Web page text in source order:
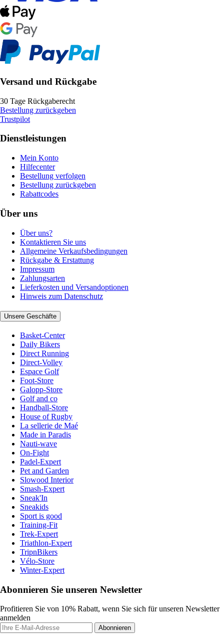
Versand und Rückgabe
30 Tage Rückgaberecht
Bestellung zurückgeben
Trustpilot
Dienstleistungen
Mein Konto
Hilfecenter
Bestellung verfolgen
Bestellung zurückgeben
Rabattcodes
Über uns
Über uns?
Kontaktieren Sie uns
Allgemeine Verkaufsbedingungen
Rückgabe & Erstattung
Impressum
Zahlungsarten
Lieferkosten und Versandoptionen
Hinweis zum Datenschutz
Unsere Geschäfte
Basket-Center
Daily Bikers
Direct Running
Direct-Volley
Espace Golf
Foot-Store
Galopp-Store
Golf and co
Handball-Store
House of Rugby
La sellerie de Maé
Made in Paradis
Nauti-wave
On-Fight
Padel-Expert
Pet and Garden
Slowood Interior
Smash-Expert
Sneak'In
Sneakids
Sport is good
Training-Fit
Trek-Expert
Triathlon-Expert
TripnBikers
Vélo-Store
Winter-Expert
Abonnieren Sie unseren Newsletter
Profitieren Sie von 10% Rabatt, wenn Sie sich für unseren Newsletter
anmelden
Abonnieren